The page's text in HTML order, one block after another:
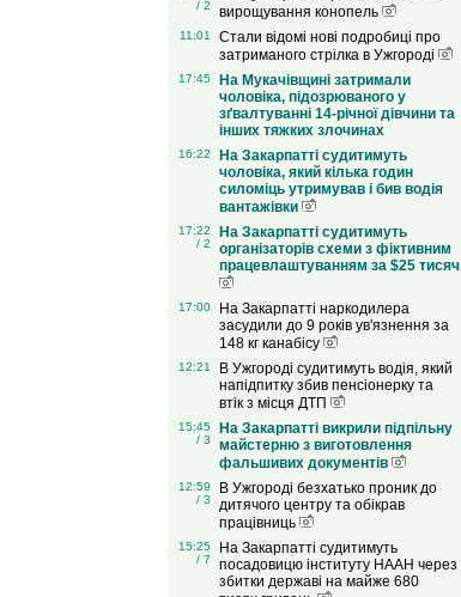
/ 2
вирощування конопель
11:01
Стали відомі нові подробиці про
затриманого стрілка в Ужгороді
17:45
На Мукачівщині затримали
чоловіка, підозрюваного у
зґвалтуванні 14-річної дівчини та
інших тяжких злочинах
16:22
На Закарпатті судитимуть
чоловіка, який кілька годин
силоміць утримував і бив водія
вантажівки
17:22
/ 2
На Закарпатті судитимуть
організаторів схеми з фіктивним
працевлаштуванням за $25 тисяч
17:00
На Закарпатті наркодилера
засудили до 9 років ув'язнення за
148 кг канабісу
12:21
В Ужгороді судитимуть водія, який
напідпитку збив пенсіонерку та
втік з місця ДТП
15:45
/ 3
На Закарпатті викрили підпільну
майстерню з виготовлення
фальшивих документів
12:59
/ 3
В Ужгороді безхатько проник до
дитячого центру та обікрав
працівниць
15:25
/ 7
На Закарпатті судитимуть
посадовицю інституту НААН через
збитки державі на майже 680